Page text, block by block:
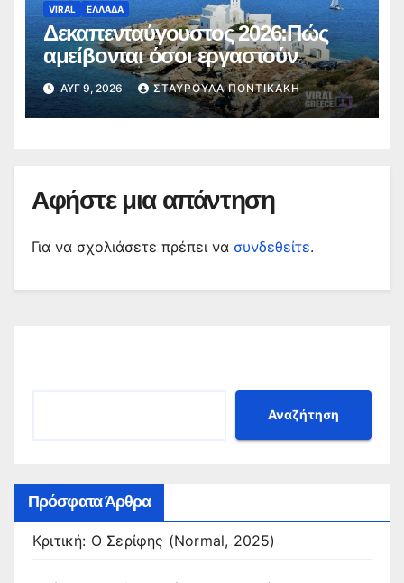
VIRAL ΕΛΛΑΔΑ
Δεκαπενταύγουστος 2026:Πώς
αμείβονται όσοι εργαστούν
ΑΥΓ 9, 2026 ΣΤΑΥΡΟΎΛΑ ΠΟΝΤΙΚΆΚΗ
Αφήστε μια απάντηση
Για να σχολιάσετε πρέπει να συνδεθείτε.
Αναζήτηση
Πρόσφατα Άρθρα
Κριτική: Ο Σερίφης (Normal, 2025)